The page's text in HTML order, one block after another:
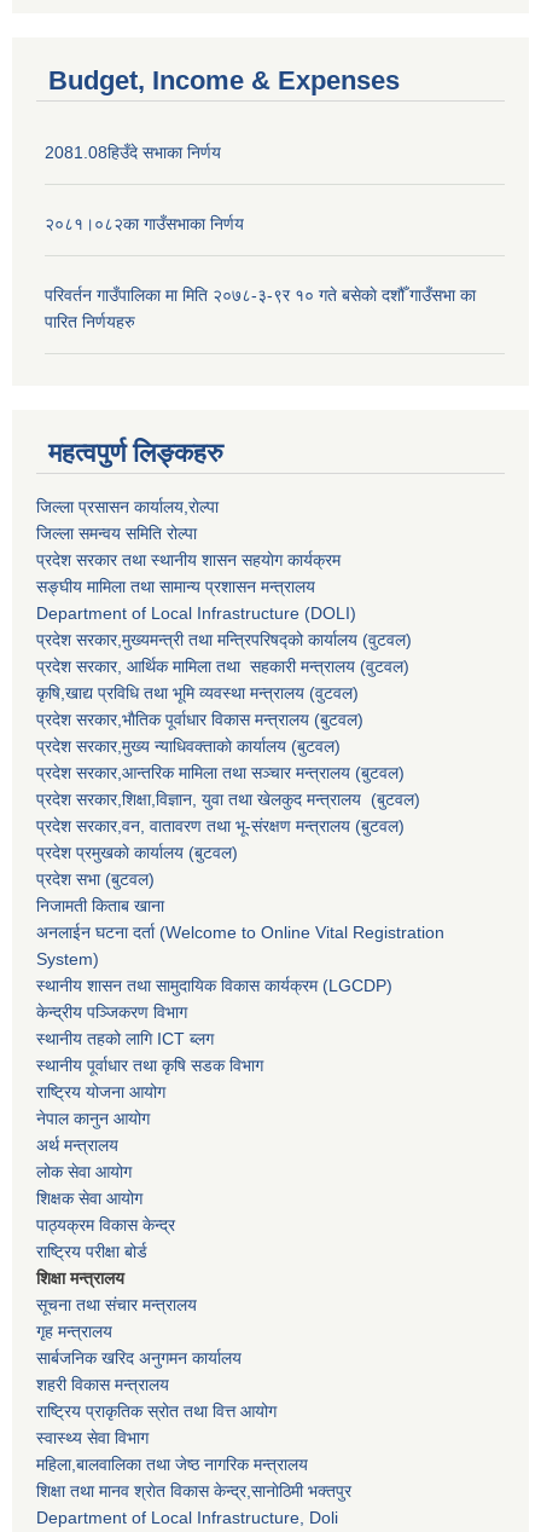
Budget, Income & Expenses
2081.08हिउँदे सभाका निर्णय
२०८१।०८२का गाउँसभाका निर्णय
परिवर्तन गाउँपालिका मा मिति २०७८-३-९र १० गते बसेकाे दशौँ गाउँसभा का
पारित निर्णयहरु
महत्वपुर्ण लिङ्कहरु
जिल्ला प्रसासन कार्यालय,राेल्पा
जिल्ला समन्वय समिति रोल्पा
प्रदेश सरकार तथा स्थानीय शासन सहयाेग कार्यक्रम
सङ्‍घीय मामिला तथा सामान्य प्रशासन मन्त्रालय
Department of Local Infrastructure (DOLI)
प्रदेश सरकार,मुख्यमन्त्री तथा मन्त्रिपरिषद्को कार्यालय (वुटवल)
प्रदेश सरकार, आर्थिक मामिला तथा सहकारी मन्त्रालय (वुटवल)
कृषि,खाद्य प्रविधि तथा भूमि व्यवस्था मन्त्रालय (वुटवल)
प्रदेश सरकार,भाैतिक पूर्वाधार विकास मन्त्रालय (बुटवल)
प्रदेश सरकार,मुख्य न्याधिवक्ताकाे कार्यालय (बुटवल)
प्रदेश सरकार,आन्तरिक मामिला तथा सञ्चार मन्त्रालय (बुटवल)
प्रदेश सरकार,शिक्षा,विज्ञान, युवा तथा खेलकुद मन्त्रालय (बुटवल)
प्रदेश सरकार,वन, वातावरण तथा भू-संरक्षण मन्त्रालय (बुटवल)
प्रदेश प्रमुखकाे कार्यालय (बुटवल)
प्रदेश सभा (बुटवल)
निजामती किताब खाना
अनलाईन घटना दर्ता (Welcome to Online Vital Registration
System)
स्थानीय शासन तथा सामुदायिक विकास कार्यक्रम (LGCDP)
केन्द्रीय पञ्जिकरण विभाग
स्थानीय तहको लागि ICT ब्लग
स्थानीय पूर्वाधार तथा कृषि सडक विभाग
राष्ट्रिय योजना आयोग
नेपाल कानुन आयोग
अर्थ मन्त्रालय
लोक सेवा आयोग
शिक्षक सेवा आयोग
पाठ्यक्रम विकास केन्द्र
राष्ट्रिय परीक्षा बोर्ड
शिक्षा मन्त्रालय
सूचना तथा संचार मन्त्रालय
गृह मन्त्रालय
सार्बजनिक खरिद अनुगमन कार्यालय
शहरी विकास मन्त्रालय
राष्ट्रिय प्राकृतिक स्रोत तथा वित्त आयोग
स्वास्थ्य सेवा विभाग
महिला,बालवालिका तथा जेष्ठ नागरिक मन्त्रालय
शिक्षा तथा मानव श्राेत विकास केन्द्र,सानाेठिमी भक्तपुर
Department of Local Infrastructure, Doli